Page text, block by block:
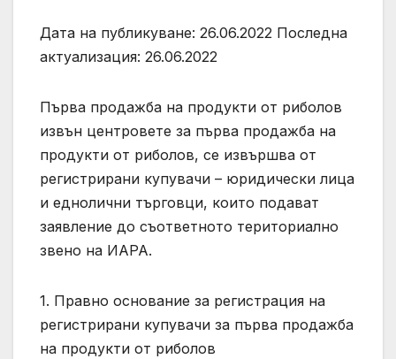
Дата на публикуване: 26.06.2022 Последна
актуализация: 26.06.2022
Първа продажба на продукти от риболов
извън центровете за първа продажба на
продукти от риболов, се извършва от
регистрирани купувачи – юридически лица
и еднолични търговци, които подават
заявление до съответното териториално
звено на ИАРА.
1. Правно основание за регистрация на
регистрирани купувачи за първа продажба
на продукти от риболов